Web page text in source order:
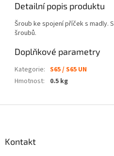
Detailní popis produktu
Šroub ke spojení příček s madly.
šroubů.
Doplňkové parametry
Kategorie: S65 / S65 UN
Hmotnost: 0.5 kg
Kontakt